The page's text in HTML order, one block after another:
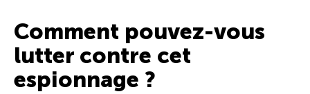
Comment pouvez-vous
lutter contre cet
espionnage ?